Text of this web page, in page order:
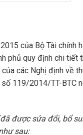
của Bộ Tài chính
phủ quy định chi tiết
các Nghị định về
số 119/2014/TT-BTC
đượcsửa đổi, bổ
sau: